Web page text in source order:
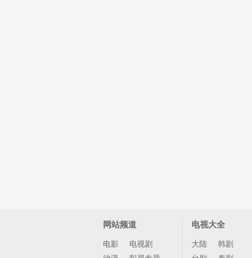
网站频道
电影
电视剧
电视大全
大陆
韩剧